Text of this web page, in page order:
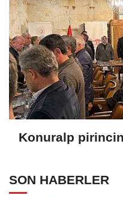
Konuralp
SON HABERLER